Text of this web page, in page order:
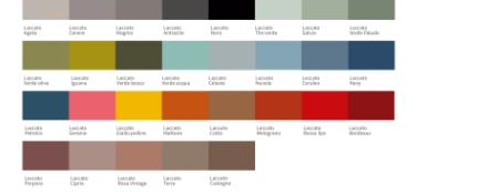
10 рабочих дней. Возможна срочная доставка
при наличии свободных логистических
ресурсов.
Управление логистикой и контроль
качества
Каждый заказ отслеживается в режиме